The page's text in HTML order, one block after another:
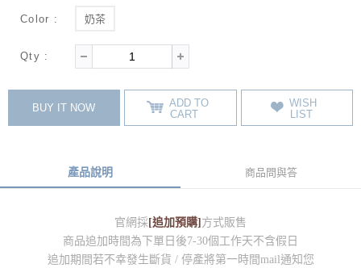
Color : 奶茶
Qty :
BUY IT NOW
ADD TO
CART
WISH
LIST
產品說明 商品問與答
官網採[追加預購]方式販售
商品追加時間為下單日後7-30個工作天不含假日
追加期間若不幸發生斷貨 / 停產將第一時間mail通知您